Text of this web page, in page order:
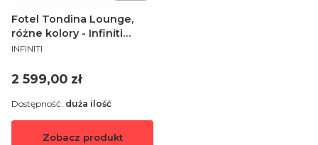
Fotel Tondina Lounge,
różne kolory - Infiniti
Design
PRODUCENT
INFINITI
Cena
2 599,00 zł
Zobacz produkt
Dostępność: duża ilość